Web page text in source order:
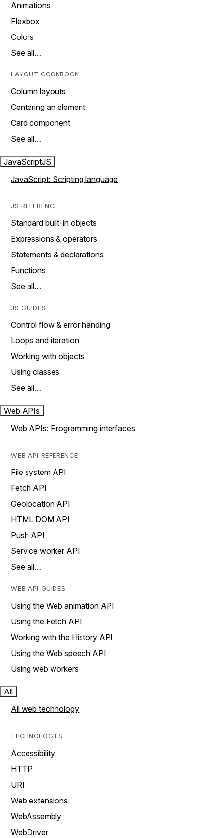
Animations
Flexbox
Colors
See all…
LAYOUT COOKBOOK
Column layouts
Centering an element
Card component
See all…
JavaScriptJS
JavaScript: Scripting language
JS REFERENCE
Standard built-in objects
Expressions & operators
Statements & declarations
Functions
See all…
JS GUIDES
Control flow & error handing
Loops and iteration
Working with objects
Using classes
See all…
Web APIs
Web APIs: Programming interfaces
WEB API REFERENCE
File system API
Fetch API
Geolocation API
HTML DOM API
Push API
Service worker API
See all…
WEB API GUIDES
Using the Web animation API
Using the Fetch API
Working with the History API
Using the Web speech API
Using web workers
All
All web technology
TECHNOLOGIES
Accessibility
HTTP
URI
Web extensions
WebAssembly
WebDriver